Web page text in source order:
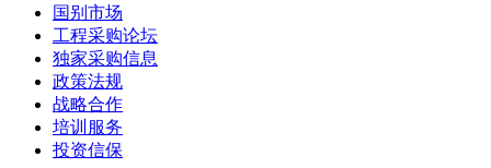
国别市场
工程采购论坛
独家采购信息
政策法规
战略合作
培训服务
投资信保